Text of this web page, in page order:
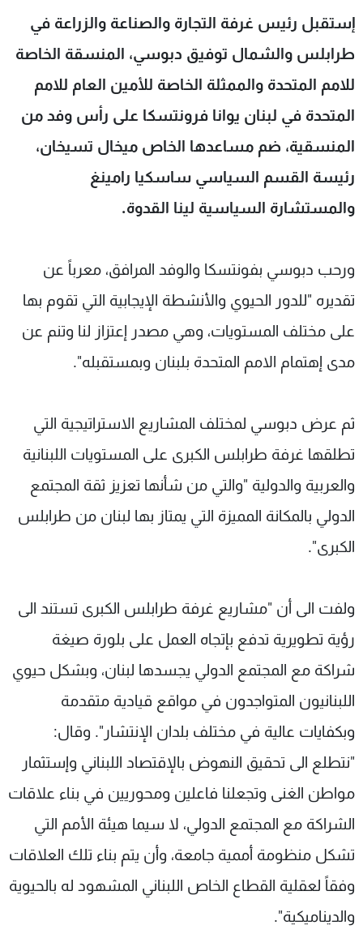
إستقبل رئيس غرفة التجارة والصناعة والزراعة في
طرابلس والشمال توفيق دبوسي، المنسقة الخاصة
للامم المتحدة والممثلة الخاصة للأمين العام للامم
المتحدة في لبنان يوانا فرونتسكا على رأس وفد من
المنسقية، ضم مساعدها الخاص ميخال تسيخان،
رئيسة القسم السياسي ساسكيا رامينغ
والمستشارة السياسية لينا القدوة.
ورحب دبوسي بفونتسكا والوفد المرافق، معرباً عن
تقديره "للدور الحيوي والأنشطة الإيجابية التي تقوم بها
على مختلف المستويات، وهي مصدر إعتزاز لنا وتنم عن
مدى إهتمام الامم المتحدة بلبنان وبمستقبله".
ثم عرض دبوسي لمختلف المشاريع الاستراتيجية التي
تطلقها غرفة طرابلس الكبرى على المستويات اللبنانية
والعربية والدولية "والتي من شأنها تعزيز ثقة المجتمع
الدولي بالمكانة المميزة التي يمتاز بها لبنان من طرابلس
الكبرى".
ولفت الى أن "مشاريع غرفة طرابلس الكبرى تستند الى
رؤية تطويرية تدفع بإتجاه العمل على بلورة صيغة
شراكة مع المجتمع الدولي يجسدها لبنان، وبشكل حيوي
اللبنانيون المتواجدون في مواقع قيادية متقدمة
وبكفايات عالية في مختلف بلدان الإنتشار". وقال:
"نتطلع الى تحقيق النهوض بالإقتصاد اللبناني وإستثمار
مواطن الغنى وتجعلنا فاعلين ومحوريين في بناء علاقات
الشراكة مع المجتمع الدولي، لا سيما هيئة الأمم التي
تشكل منظومة أممية جامعة، وأن يتم بناء تلك العلاقات
وفقاً لعقلية القطاع الخاص اللبناني المشهود له بالحيوية
والديناميكية".
شاهد البرامج
عن MTV
الإنـتـاج
وظائف
تواصل معنا
شروط الإسـتخدام
سياسة الخصوصية